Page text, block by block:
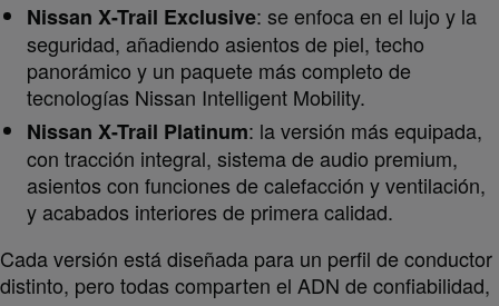
Nissan X-Trail Exclusive: se enfoca en el lujo y la
seguridad, añadiendo asientos de piel, techo
panorámico y un paquete más completo de
tecnologías Nissan Intelligent Mobility.
Nissan X-Trail Platinum: la versión más equipada,
con tracción integral, sistema de audio premium,
asientos con funciones de calefacción y ventilación,
y acabados interiores de primera calidad.
Cada versión está diseñada para un perfil de conductor
distinto, pero todas comparten el ADN de confiabilidad,